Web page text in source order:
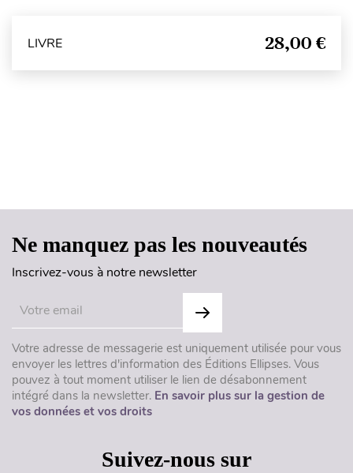
LIVRE 28,00 €
Ne manquez pas les nouveautés
Inscrivez-vous à notre newsletter
Votre adresse de messagerie est uniquement utilisée pour vous
envoyer les lettres d'information des Éditions Ellipses. Vous
pouvez à tout moment utiliser le lien de désabonnement
intégré dans la newsletter. En savoir plus sur la gestion de
vos données et vos droits
Suivez-nous sur